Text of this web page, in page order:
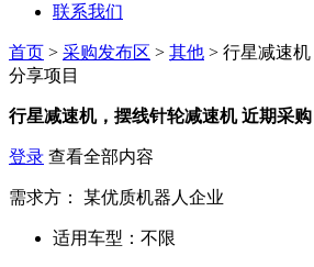
联系我们
首页 > 采购发布区 > 其他 > 行星减速
分享项目
行星减速机，摆线针轮减速机 近期采购
登录 查看全部内容
需求方： 某优质机器人企业
适用车型： 不限